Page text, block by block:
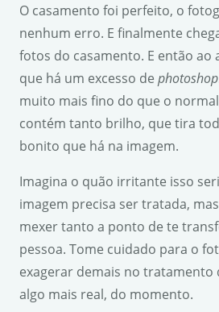
O casamento foi perfeito, o
nenhum erro. E finalmente
fotos do casamento. E então ao
que há um excesso de photoshop
muito mais fino do que o
contém tanto brilho, que tira
bonito que há na imagem.
Imagina o quão irritante isso
imagem precisa ser tratada,
mexer tanto a ponto de te
pessoa. Tome cuidado para o
exagerar demais no tratamento
algo mais real, do momento.